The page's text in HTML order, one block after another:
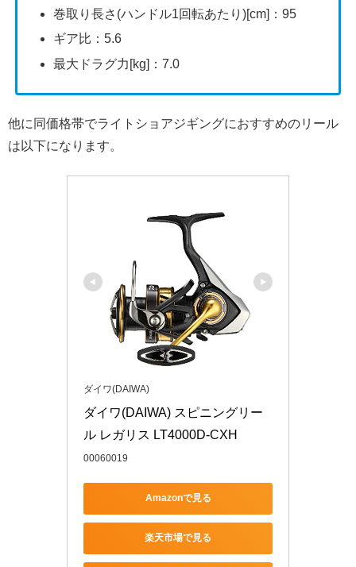
巻取り長さ(ハンドル1回転あたり)[cm]：95
ギア比：5.6
最大ドラグ力[kg]：7.0
他に同価格帯でライトショアジギングにおすすめのリール
は以下になります。
ダイワ(DAIWA)
ダイワ(DAIWA) スピニングリー
ル レガリス LT4000D-CXH
00060019
Amazonで見る
楽天市場で見る